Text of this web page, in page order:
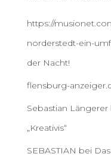
https://
norderstedt-ein-
der Nacht!
flensburg-
Sebastian Längerer
„Kreativis“
SEBASTIAN bei